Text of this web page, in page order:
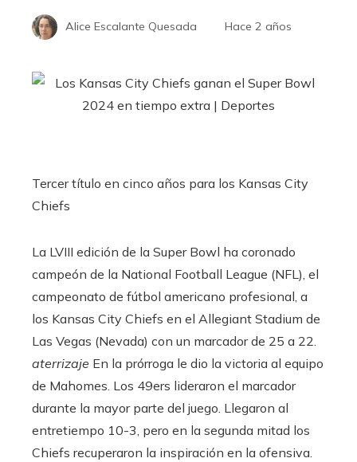
Alice Escalante Quesada Hace 2 años
Tercer título en cinco años para los Kansas City
Chiefs
La LVIII edición de la Super Bowl ha coronado
campeón de la National Football League (NFL), el
campeonato de fútbol americano profesional, a
los Kansas City Chiefs en el Allegiant Stadium de
Las Vegas (Nevada) con un marcador de 25 a 22.
aterrizaje En la prórroga le dio la victoria al equipo
de Mahomes. Los 49ers lideraron el marcador
durante la mayor parte del juego. Llegaron al
entretiempo 10-3, pero en la segunda mitad los
Chiefs recuperaron la inspiración en la ofensiva.